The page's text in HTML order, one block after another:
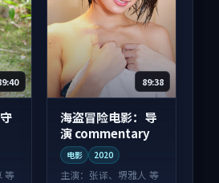
等
89:38
海盗冒险电影：导
演 commentary
电影 2020
主演： 张译、堺雅人 等